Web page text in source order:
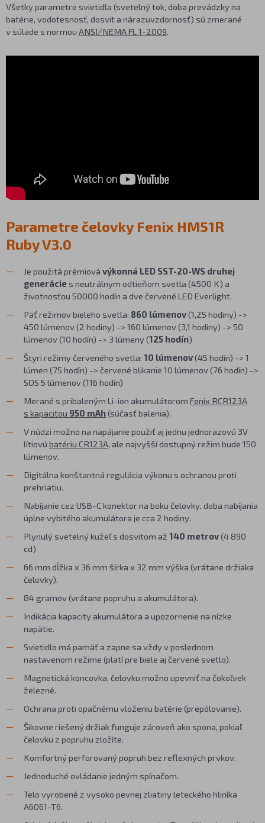
Všetky parametre svietidla (svetelný tok, doba prevádzky na
batérie, vodotesnosť, dosvit a nárazuvzdornosť) sú zmerané
v súlade s normou ANSI/NEMA FL 1-2009.
Parametre čelovky Fenix HM51R
Ruby V3.0
Je použitá prémiová výkonná LED SST-20-WS druhej
generácie s neutrálnym odtieňom svetla (4500 K) a
životnosťou 50000 hodín a dve červené LED Everlight.
Päť režimov bieleho svetla: 860 lúmenov(1,25 hodiny) ->
450 lúmenov (2 hodiny) -> 160 lúmenov (3,1 hodiny) -> 50
lúmenov (10 hodín) -> 3 lúmeny (125 hodín)
Štyri režimy červeného svetla: 10 lúmenov(45 hodín) -> 1
lúmen (75 hodín) -> červené blikanie 10 lúmenov (76 hodín) ->
SOS 5 lúmenov (116 hodín)
Merané s pribaleným Li-ion akumulátorom Fenix RCR123A
s kapacitou 950 mAh(súčasť balenia).
V núdzi možno na napájanie použiť aj jednu jednorazovú 3V
lítiovú batériu CR123A, ale najvyšší dostupný režim bude 150
lúmenov.
Digitálna konštantná regulácia výkonu s ochranou proti
prehriatiu.
Nabíjanie cez USB-C konektor na boku čelovky, doba nabíjania
úplne vybitého akumulátora je cca 2 hodiny.
Plynulý svetelný kužeľ s dosvitom až 140 metrov(4 890
cd)
66 mm dĺžka x 36 mm šírka x 32 mm výška (vrátane držiaka
čelovky).
84 gramov (vrátane popruhu a akumulátora).
Indikácia kapacity akumulátora a upozornenie na nízke
napätie.
Svietidlo má pamäť a zapne sa vždy v poslednom
nastavenom režime (platí pre biele aj červené svetlo).
Magnetická koncovka, čelovku možno upevniť na čokoľvek
železné.
Ochrana proti opačnému vloženiu batérie (prepólovanie).
Šikovne riešený držiak funguje zároveň ako spona, pokiaľ
čelovku z popruhu zložíte.
Komfortný perforovaný popruh bez reflexných prvkov.
Jednoduché ovládanie jedným spínačom.
Telo vyrobené z vysoko pevnej zliatiny leteckého hliníka
A6061-T6.